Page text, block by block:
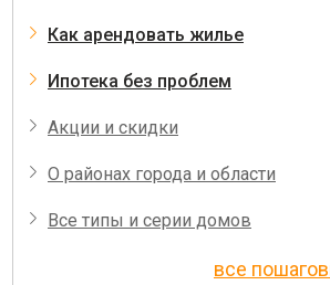
Как арендовать жилье
Ипотека без проблем
Акции и скидки
О районах города и области
Все типы и серии домов
все